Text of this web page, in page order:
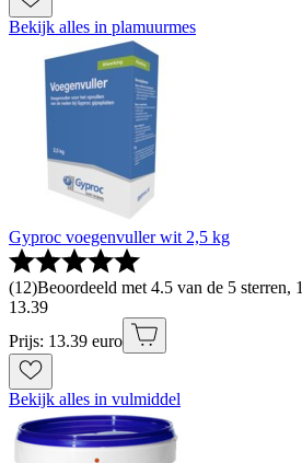
Bekijk alles in plamuurmes
Gyproc voegenvuller wit 2,5 kg
(12)Beoordeeld met 4.5 van de 5 sterren,
13.39
Prijs: 13.39 euro
Bekijk alles in vulmiddel